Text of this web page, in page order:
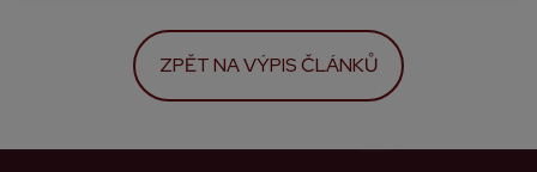
ZPĚT NA VÝPIS ČLÁNKŮ